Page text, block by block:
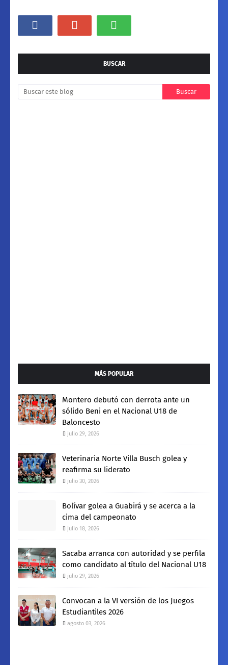
BUSCAR
MÁS POPULAR
Montero debutó con derrota ante un
sólido Beni en el Nacional U18 de
Baloncesto
julio 29, 2026
Veterinaria Norte Villa Busch golea y
reafirma su liderato
julio 30, 2026
Bolívar golea a Guabirá y se acerca a la
cima del campeonato
julio 18, 2026
Sacaba arranca con autoridad y se perfila
como candidato al título del Nacional U18
julio 29, 2026
Convocan a la VI versión de los Juegos
Estudiantiles 2026
agosto 03, 2026